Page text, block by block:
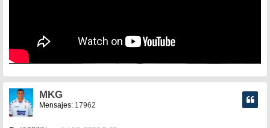
MKG
Mensajes: 17962